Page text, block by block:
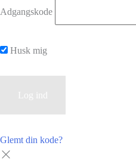
Adgangskode
Husk mig
Glemt din kode?